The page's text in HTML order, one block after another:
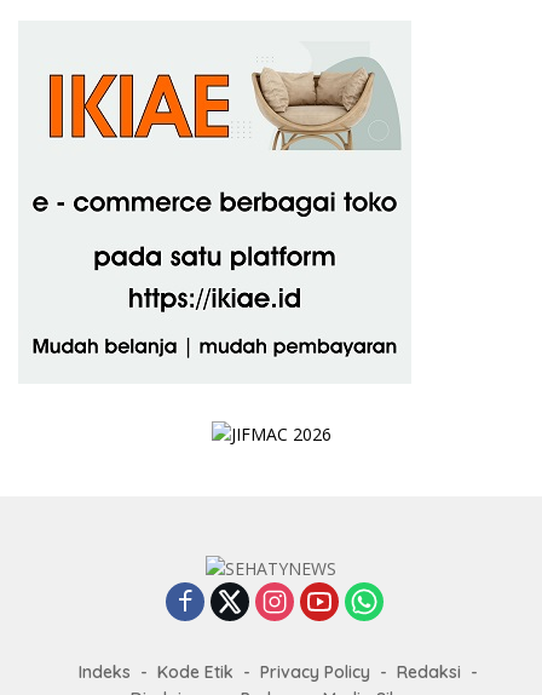
Indeks Kode Etik Privacy Policy
Redaksi